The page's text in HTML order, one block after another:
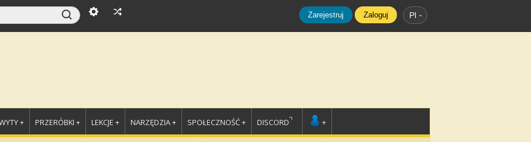
Zarejestruj Zaloguj Pl
+ PRZERÓBKI + LEKCJE + NARZĘDZIA + SPOŁECZNOŚĆ + DISCORD +